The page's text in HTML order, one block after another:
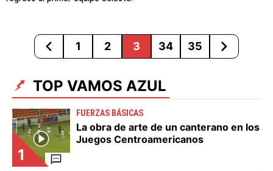
1 2 3 34 35
TOP VAMOS AZUL
1
FUERZAS BÁSICAS
La obra de arte de un canterano en los
Juegos Centroamericanos